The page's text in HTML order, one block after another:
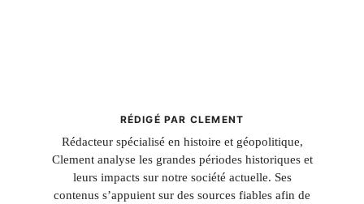
RÉDIGÉ PAR CLEMENT
Rédacteur spécialisé en histoire et géopolitique,
Clement analyse les grandes périodes historiques et
leurs impacts sur notre société actuelle. Ses
contenus s’appuient sur des sources fiables afin de